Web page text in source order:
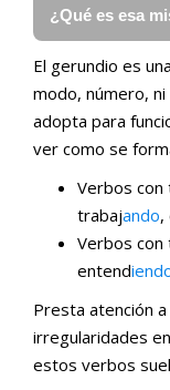
¿Qué es esa
El gerundio es
modo, número,
adopta para
ver como se
Verbos con
trabajando,
Verbos con
entend
Presta atención
irregularidades
estos verbos